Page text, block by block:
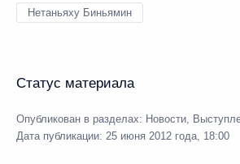
Нетаньяху Биньямин
Статус материала
Опубликован в разделах: Новости,
Дата публикации: 25 июня 2012 года, 18:00